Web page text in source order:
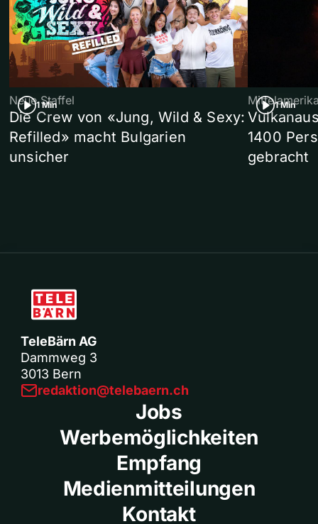
1 Min
Neue Staffel
Die Crew von «Jung, Wild & Sexy:
Refilled» macht Bulgarien
unsicher
1 Min
1400
gebracht
TeleBärn AG
Dammweg 3
3013 Bern
redaktion@telebaern.ch
Jobs
Werbemöglichkeiten
Empfang
Medienmitteilungen
Kontakt